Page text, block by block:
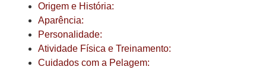
Origem e História:
Aparência:
Personalidade:
Atividade Física e Treinamento:
Cuidados com a Pelagem: